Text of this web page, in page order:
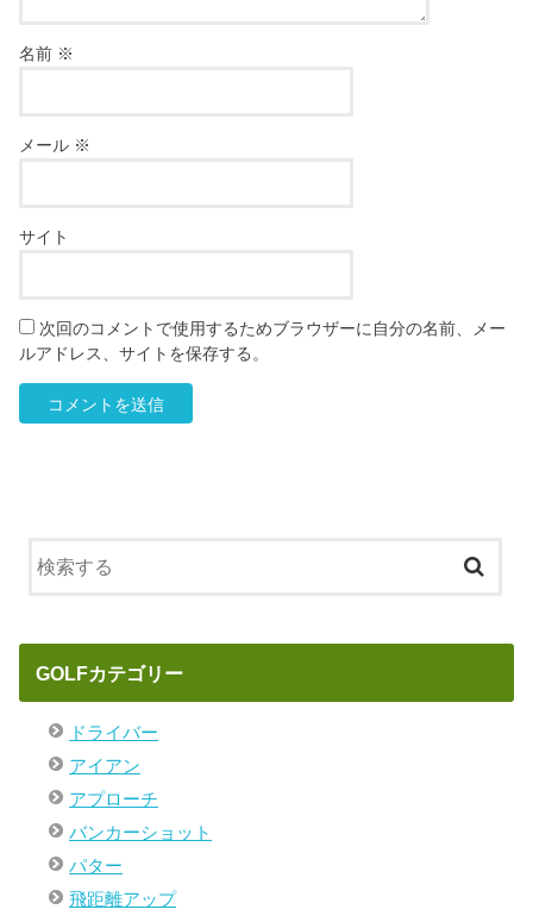
名前 ※
メール ※
サイト
次回のコメントで使用するためブラウザーに自分の名前、メー
ルアドレス、サイトを保存する。
GOLFカテゴリー
ドライバー
アイアン
アプローチ
バンカーショット
パター
飛距離アップ